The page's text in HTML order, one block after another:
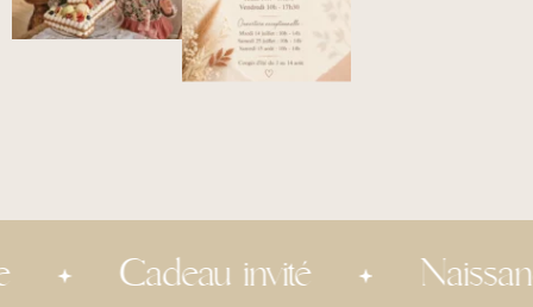
Cadeau invité Naissance